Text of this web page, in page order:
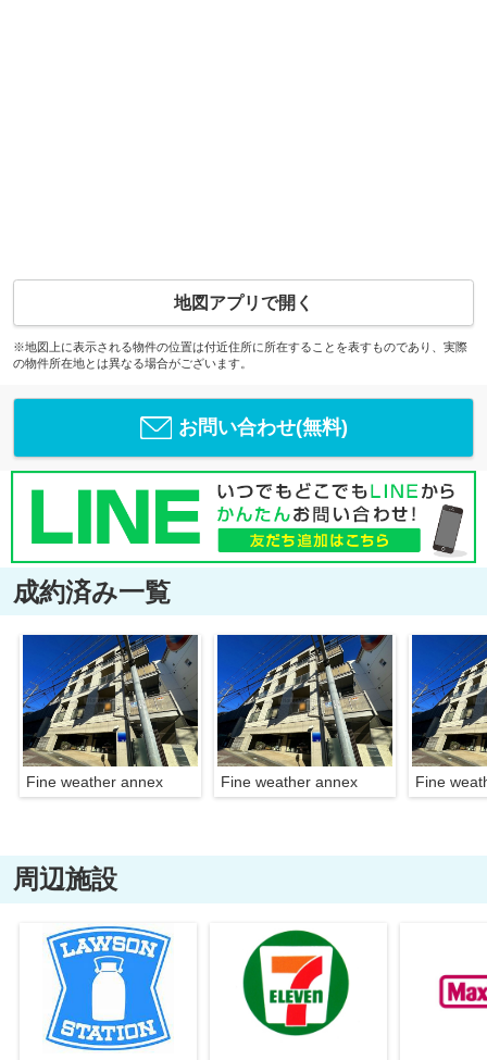
地図アプリで開く
※地図上に表示される物件の位置は付近住所に所在することを表すものであり、実際
の物件所在地とは異なる場合がございます。
お問い合わせ(無料)
成約済み一覧
Fine weather annex Fine weather annex Fine
周辺施設